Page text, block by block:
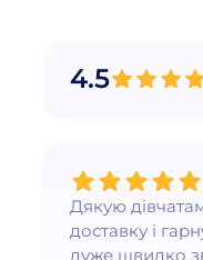
4.5
Дякую
доставку і
дуже швидко